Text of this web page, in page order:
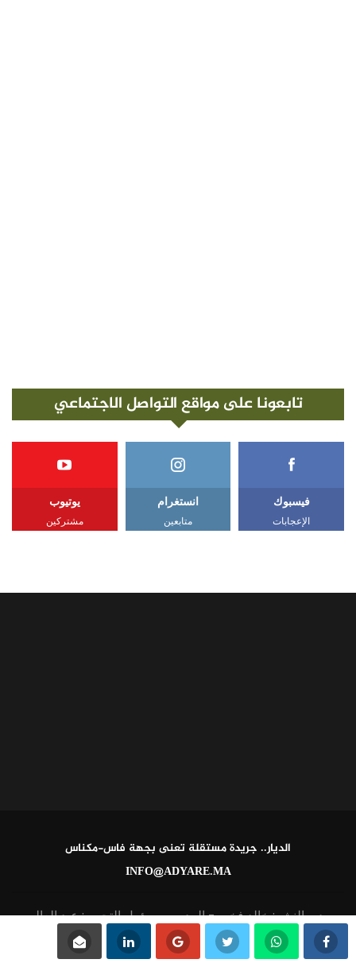
تابعونا على مواقع التواصل الاجتماعي
فيسبوك
الإعجابات
انستغرام
متابعين
يوتيوب
مشتركين
الديار.. جريدة مستقلة تعنى بجهة فاس-مكناس
INFO@ADYARE.MA
مدير النشر: خالد فخير - المدير ومسؤول التحرير: عبد العالي
القاطي